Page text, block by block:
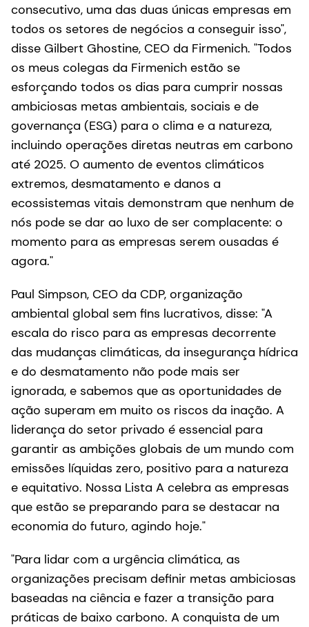
consecutivo, uma das duas únicas empresas em
todos os setores de negócios a conseguir isso",
disse Gilbert Ghostine, CEO da Firmenich. "Todos
os meus colegas da Firmenich estão se
esforçando todos os dias para cumprir nossas
ambiciosas metas ambientais, sociais e de
governança (ESG) para o clima e a natureza,
incluindo operações diretas neutras em carbono
até 2025. O aumento de eventos climáticos
extremos, desmatamento e danos a
ecossistemas vitais demonstram que nenhum de
nós pode se dar ao luxo de ser complacente: o
momento para as empresas serem ousadas é
agora."
Paul Simpson, CEO da CDP, organização
ambiental global sem fins lucrativos, disse: "A
escala do risco para as empresas decorrente
das mudanças climáticas, da insegurança hídrica
e do desmatamento não pode mais ser
ignorada, e sabemos que as oportunidades de
ação superam em muito os riscos da inação. A
liderança do setor privado é essencial para
garantir as ambições globais de um mundo com
emissões líquidas zero, positivo para a natureza
e equitativo. Nossa Lista A celebra as empresas
que estão se preparando para se destacar na
economia do futuro, agindo hoje."
"Para lidar com a urgência climática, as
organizações precisam definir metas ambiciosas
baseadas na ciência e fazer a transição para
práticas de baixo carbono. A conquista de um